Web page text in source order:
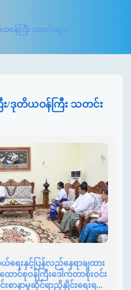
န်ကြီး သတင်းများ
း/ဒုတိယဝန်ကြီး သတင်း
ေးနှင့်ပြန်လည်နေရာချထား
ထောင်စုဝန်ကြီးဒေါက်တာစိုးဝင်း
စာနာမှုဆိုင်ရာညှိနှိုင်းရေးရ...